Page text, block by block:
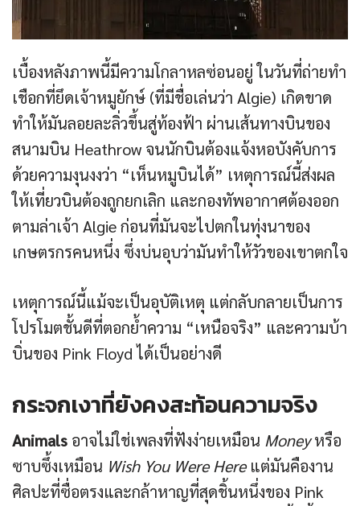
เบื้องหลังภาพนี้มีความโกลาหลซ่อนอยู่ ในวันที่ถ่ายทำ
เชือกที่ยึดเจ้าหมูยักษ์ (ที่มีชื่อเล่นว่า Algie) เกิดขาด
ทำให้มันลอยละลิ่วขึ้นสู่ท้องฟ้า ผ่านเส้นทางบินของ
สนามบิน Heathrow จนนักบินต้องแจ้งหอบังคับการ
ด้วยความงุนงงว่า “เห็นหมูบินได้” เหตุการณ์นี้ส่งผล
ให้เที่ยวบินต้องถูกยกเลิก และกองทัพอากาศต้องออก
ตามล่าเจ้า Algie ก่อนที่มันจะไปตกในทุ่งนาของ
เกษตรกรคนหนึ่ง ซึ่งบ่นอุบว่ามันทำให้วัวของเขาตกใจ
เหตุการณ์นี้แม้จะเป็นอุบัติเหตุ แต่กลับกลายเป็นการ
โปรโมตชั้นดีที่ตอกย้ำความ “เหนือจริง” และความบ้า
บิ่นของ Pink Floyd ได้เป็นอย่างดี
กระจกเงาที่ยังคงสะท้อนความจริง
Animals อาจไม่ใช่เพลงที่ฟังง่ายเหมือน Moneyหรือ
ซาบซึ้งเหมือน Wish You Were Hereแต่มันคืองาน
ศิลปะที่ซื่อตรงและกล้าหาญที่สุดชิ้นหนึ่งของ Pink